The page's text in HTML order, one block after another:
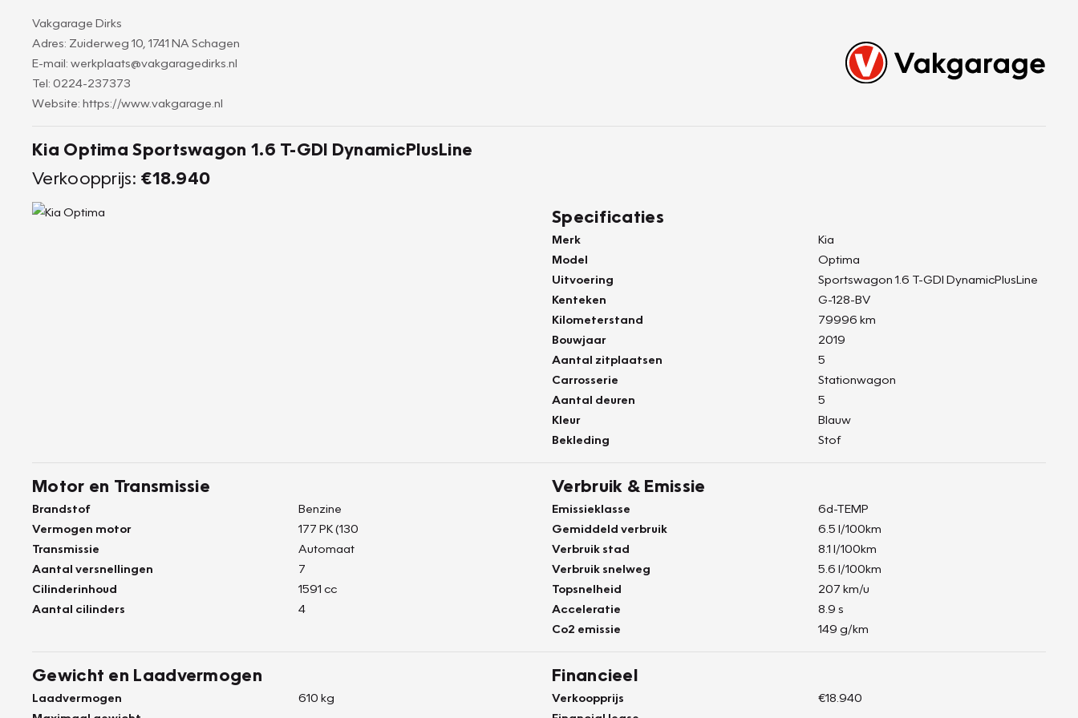
Vakgarage Dirks
Adres: Zuiderweg 10, 1741 NA Schagen
E-mail: werkplaats@vakgaragedirks.nl
Tel: 0224-237373
Website: https://www.vakgarage.nl
Kia Optima Sportswagon 1.6 T-GDI DynamicPlusLine
Verkoopprijs: €18.940
Specificaties
Merk
Kia
Model
Optima
Uitvoering
Sportswagon 1.6 T-GDI DynamicPlusLine
Kenteken
G-128-BV
Kilometerstand
79996 km
Bouwjaar
2019
Aantal zitplaatsen
5
Carrosserie
Stationwagon
Aantal deuren
5
Kleur
Blauw
Bekleding
Stof
Motor en Transmissie
Brandstof
Benzine
Vermogen motor
177 PK (130
Transmissie
Automaat
Aantal versnellingen
7
Cilinderinhoud
1591 cc
Aantal cilinders
4
Verbruik & Emissie
Emissieklasse
6d-TEMP
Gemiddeld verbruik
6.5 l/100km
Verbruik stad
8.1 l/100km
Verbruik snelweg
5.6 l/100km
Topsnelheid
207 km/u
Acceleratie
8.9 s
Co2 emissie
149 g/km
Gewicht en Laadvermogen
Laadvermogen
610 kg
Financieel
Verkoopprijs
€18.940